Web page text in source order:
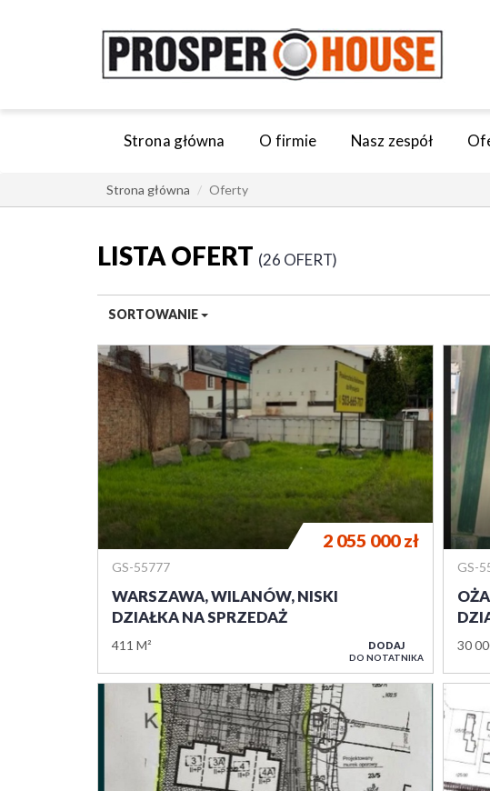
Strona główna O firmie Nasz zespół
Strona główna Oferty
LISTA OFERT 26 OFERT
SORTOWANIE
GS-55777
WARSZAWA, WILANÓW, NISKI
DZIAŁKA NA SPRZEDAŻ
411 M²
2 055 000zł
DODAJ
DO NOTATNIKA
GS-
30